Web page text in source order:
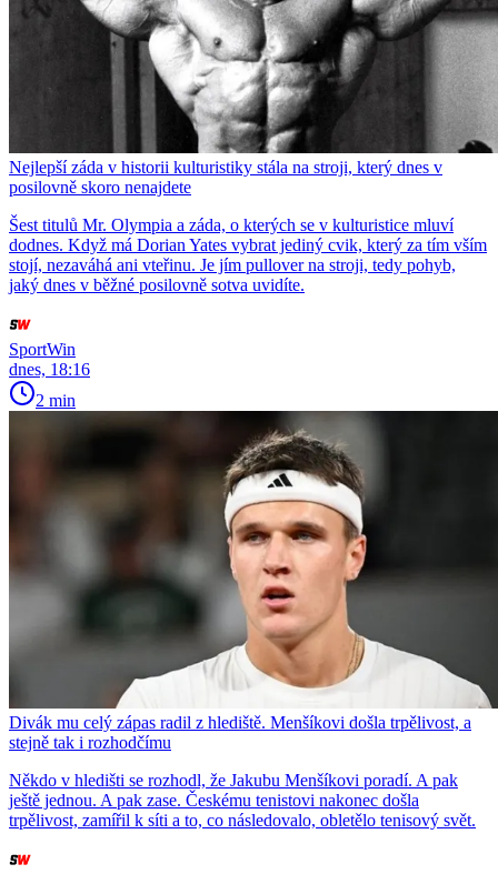
Nejlepší záda v historii kulturistiky stála na stroji, který dnes v
posilovně skoro nenajdete
Šest titulů Mr. Olympia a záda, o kterých se v kulturistice mluví
dodnes. Když má Dorian Yates vybrat jediný cvik, který za tím vším
stojí, nezaváhá ani vteřinu. Je jím pullover na stroji, tedy pohyb,
jaký dnes v běžné posilovně sotva uvidíte.
SportWin
dnes, 18:16
2 min
Divák mu celý zápas radil z hlediště. Menšíkovi došla trpělivost, a
stejně tak i rozhodčímu
Někdo v hledišti se rozhodl, že Jakubu Menšíkovi poradí. A pak
ještě jednou. A pak zase. Českému tenistovi nakonec došla
trpělivost, zamířil k síti a to, co následovalo, obletělo tenisový svět.